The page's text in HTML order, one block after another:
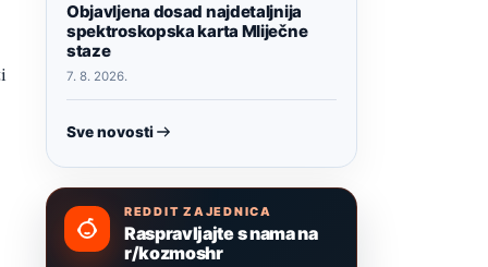
Objavljena dosad najdetaljnija
spektroskopska karta Mliječne
staze
7. 8. 2026.
Sve novosti
REDDIT ZAJEDNICA
Raspravljajte s nama na
r/kozmoshr